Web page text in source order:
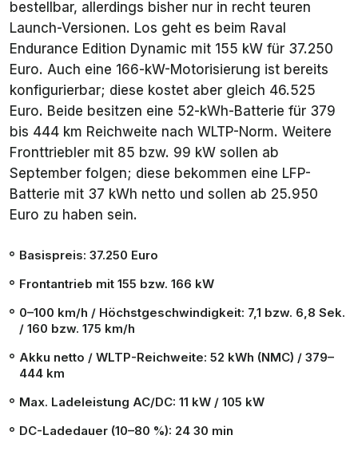
bestellbar, allerdings bisher nur in recht teuren
Launch-Versionen. Los geht es beim Raval
Endurance Edition Dynamic mit 155 kW für 37.250
Euro. Auch eine 166-kW-Motorisierung ist bereits
konfigurierbar; diese kostet aber gleich 46.525
Euro. Beide besitzen eine 52-kWh-Batterie für 379
bis 444 km Reichweite nach WLTP-Norm. Weitere
Fronttriebler mit 85 bzw. 99 kW sollen ab
September folgen; diese bekommen eine LFP-
Batterie mit 37 kWh netto und sollen ab 25.950
Euro zu haben sein.
Basispreis: 37.250 Euro
Frontantrieb mit 155 bzw. 166 kW
0–100 km/h / Höchstgeschwindigkeit: 7,1 bzw. 6,8 Sek.
/ 160 bzw. 175 km/h
Akku netto / WLTP-Reichweite: 52 kWh (NMC) / 379–
444 km
Max. Ladeleistung AC/DC: 11 kW / 105 kW
DC-Ladedauer (10–80 %): 24 30 min